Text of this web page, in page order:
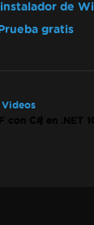
de
Prueba gratis
Videos
con C# en .NET